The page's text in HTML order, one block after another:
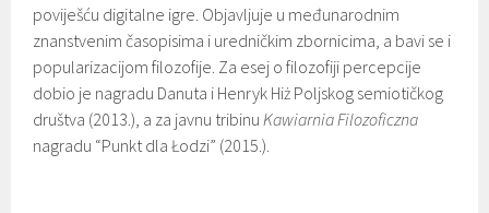
poviješću digitalne igre. Objavljuje u međunarodnim
znanstvenim časopisima i uredničkim zbornicima, a bavi se i
popularizacijom filozofije. Za esej o filozofiji percepcije
dobio je nagradu Danuta i Henryk Hiż Poljskog semiotičkog
društva (2013.), a za javnu tribinu Kawiarnia Filozoficzna
nagradu “Punkt dla Łodzi” (2015.).